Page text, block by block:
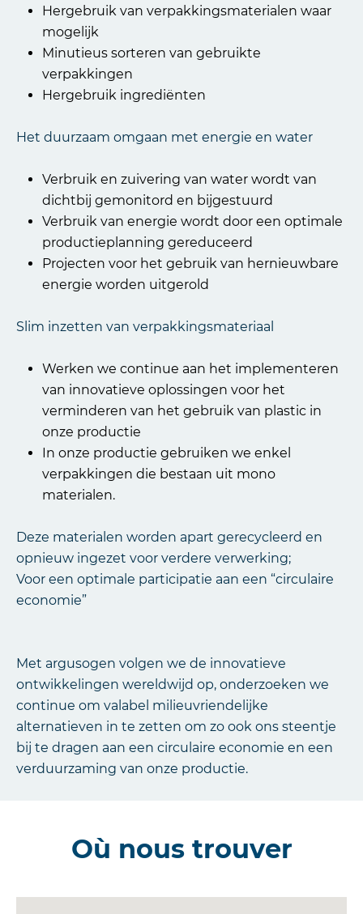
Hergebruik van verpakkingsmaterialen waar
mogelijk
Minutieus sorteren van gebruikte
verpakkingen
Hergebruik ingrediënten
Het duurzaam omgaan met energie en water
Verbruik en zuivering van water wordt van
dichtbij gemonitord en bijgestuurd
Verbruik van energie wordt door een optimale
productieplanning gereduceerd
Projecten voor het gebruik van hernieuwbare
energie worden uitgerold
Slim inzetten van verpakkingsmateriaal
Werken we continue aan het implementeren
van innovatieve oplossingen voor het
verminderen van het gebruik van plastic in
onze productie
In onze productie gebruiken we enkel
verpakkingen die bestaan uit mono
materialen.
Deze materialen worden apart gerecycleerd en
opnieuw ingezet voor verdere verwerking;
Voor een optimale participatie aan een “circulaire
economie”
Met argusogen volgen we de innovatieve
ontwikkelingen wereldwijd op, onderzoeken we
continue om valabel milieuvriendelijke
alternatieven in te zetten om zo ook ons steentje
bij te dragen aan een circulaire economie en een
verduurzaming van onze productie.
Où nous trouver